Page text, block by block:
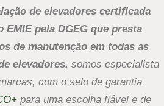
de elevadores certificada
EMIE pela DGEG que presta
de manutenção em todas as
elevadores, somos especialista
com o selo de garantia
para uma escolha fiável e de